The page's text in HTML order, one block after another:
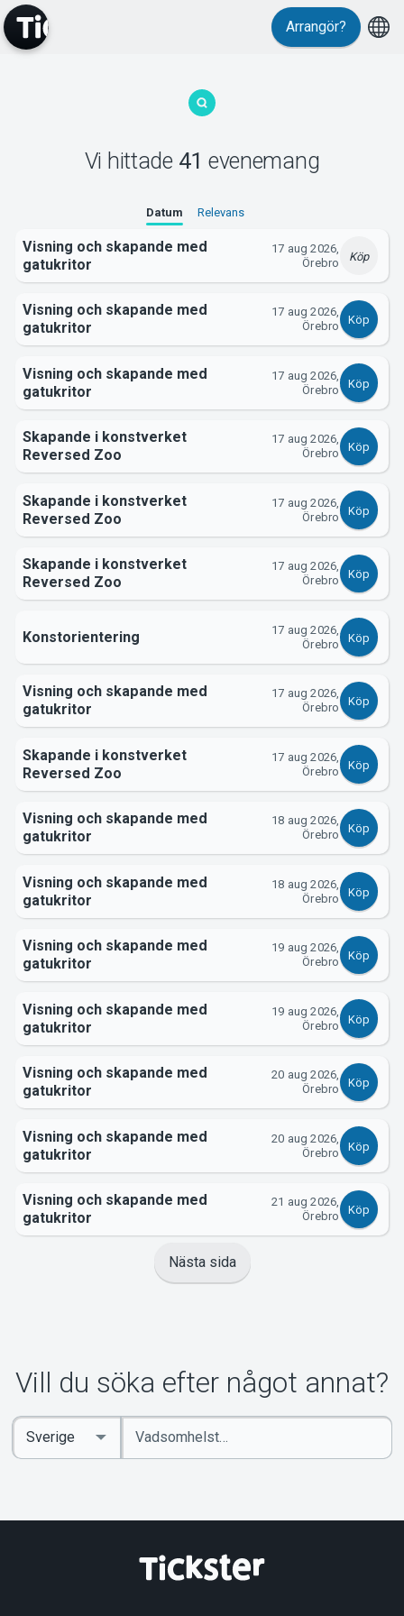
MyTickster
Arrangör?
Vi hittade 41 evenemang
Datum Relevans
Visning och skapande med
gatukritor
17 aug 2026,
Örebro
Köp
Visning och skapande med
gatukritor
17 aug 2026,
Örebro
Köp
Visning och skapande med
gatukritor
17 aug 2026,
Örebro
Köp
Skapande i konstverket
Reversed Zoo
17 aug 2026,
Örebro
Köp
Skapande i konstverket
Reversed Zoo
17 aug 2026,
Örebro
Köp
Skapande i konstverket
Reversed Zoo
17 aug 2026,
Örebro
Köp
Konstorientering
17 aug 2026,
Örebro
Köp
Visning och skapande med
gatukritor
17 aug 2026,
Örebro
Köp
Skapande i konstverket
Reversed Zoo
17 aug 2026,
Örebro
Köp
Visning och skapande med
gatukritor
18 aug 2026,
Örebro
Köp
Visning och skapande med
gatukritor
18 aug 2026,
Örebro
Köp
Visning och skapande med
gatukritor
19 aug 2026,
Örebro
Köp
Visning och skapande med
gatukritor
19 aug 2026,
Örebro
Köp
Visning och skapande med
gatukritor
20 aug 2026,
Örebro
Köp
Visning och skapande med
gatukritor
20 aug 2026,
Örebro
Köp
Visning och skapande med
gatukritor
21 aug 2026,
Örebro
Köp
Nästa sida
Vill du söka efter något annat?
Ange
sökord
Select
Country